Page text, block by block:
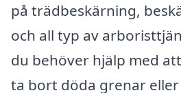
på trädbeskärning,
och all typ av
du behöver hjälp med
ta bort döda grenar